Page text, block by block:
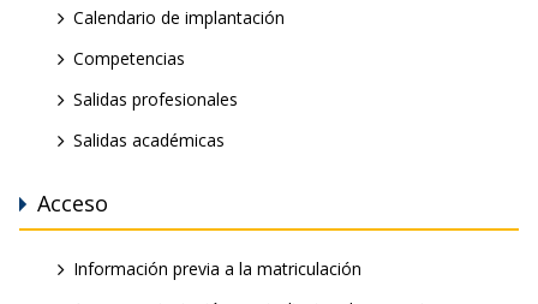
Calendario de implantación
Competencias
Salidas profesionales
Salidas académicas
Acceso
Información previa a la matriculación